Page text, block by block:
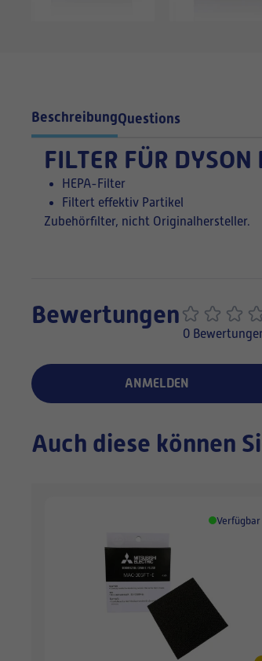
BeschreibungQuestions
FILTER FÜR
HEPA-Filter
Filtert effektiv Partikel
Zubehörfilter, nicht Originalhersteller.
Bewertungen
0
ANMELDEN
Auch diese können
Verfügbar